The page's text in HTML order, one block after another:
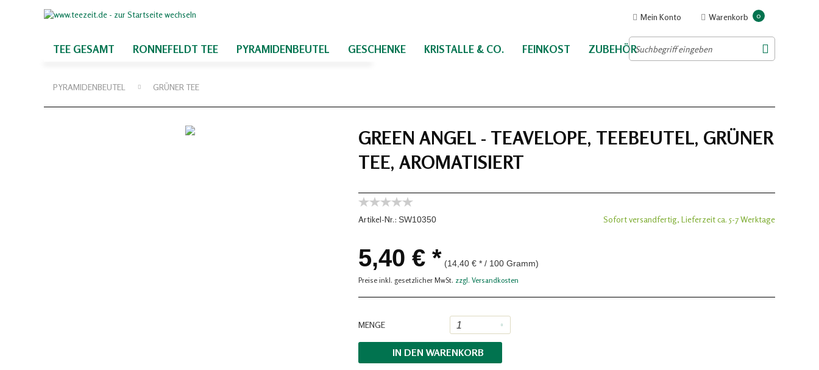
Warenkorb 0
Mein Konto
TEE GESAMT RONNEFELDT TEE PYRAMIDENBEUTEL GESCHENKE KRISTALLE & CO. FEINKOST ZUBEHÖR
PYRAMIDENBEUTEL GRÜNER TEE
GREEN ANGEL - TEAVELOPE, TEEBEUTEL, GRÜNER
TEE, AROMATISIERT
Artikel-Nr.: SW10350 Sofort versandfertig, Lieferzeit ca. 5-7 Werktage
5,40 € * (14,40 € * / 100 Gramm)
Preise inkl. gesetzlicher MwSt. zzgl. Versandkosten
MENGE
IN DEN WARENKORB